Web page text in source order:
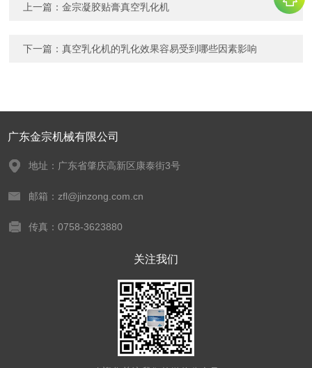
上一篇：金宗凝胶贴膏真空乳化机
下一篇：真空乳化机的乳化效果容易受到哪些因素影响
广东金宗机械有限公司
地址：广东省肇庆高新区康泰街3号
邮箱：zfl@jinzong.com.cn
传真：0758-3623880
关注我们